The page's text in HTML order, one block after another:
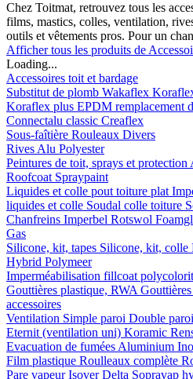
Chez Toitmat, retrouvez tous les
films, mastics, colles, ventilation,
outils et vêtements pros. Pour un
Afficher tous les produits de
Loading...
Accessoires toit et bardage
Substitut de plomb Wakaflex
Koraflex plus EPDM remplacement
Connectalu classic Creaflex
Sous-faîtière Rouleaux Divers
Rives Alu Polyester
Peintures de toit, sprays et protection
Roofcoat Spraypaint
Liquides et colle pout toiture plat
liquides et colle Soudal colle toiture
Chanfreins Imperbel Rotswol
Gas
Silicone, kit, tapes Silicone, kit, colle
Hybrid Polymeer
Imperméabilisation fillcoat polycolorit
Gouttières plastique, RWA Gouttières
accessoires
Ventilation Simple paroi Double paroi
Eternit (ventilation uni) Koramic
Evacuation de fumées Aluminium
Film plastique Roulleaux complète
Pare vapeurIsoverDelta Sopravap